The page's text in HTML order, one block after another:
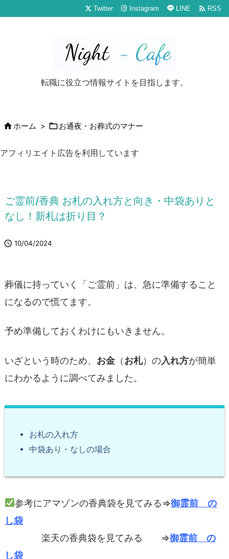
Twitter Instagram LINE  RSS
転職に役立つ情報サイトを目指します。
ホーム > お通夜・お葬式のマナー
アフィリエイト広告を利用しています
ご霊前/香典 お札の入れ方と向き・中袋ありと
なし！新札は折り目？
 10/04/2024
葬儀に持っていく「ご霊前」は、急に準備すること
になるので慌てます。
予め準備しておくわけにもいきません。
いざという時のため、 お金 （お札）の入れ方が簡単
にわかるように調べてみました。
お札の入れ方
中袋あり・なしの場合
参考にアマゾンの香典袋を見てみる⇒御霊前 の
し袋
楽天の香典袋を見てみる ⇒御霊前 の
し袋